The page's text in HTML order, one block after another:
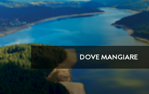
DOVE MANGIARE